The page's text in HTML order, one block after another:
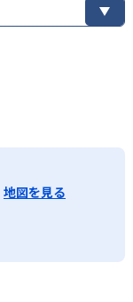
地図を見る